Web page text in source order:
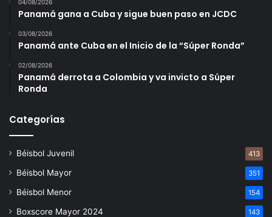
04/08/2026
Panamá gana a Cuba y sigue buen paso en JCDC
03/08/2026
Panamá ante Cuba en el Inicio de la “Súper Ronda”
02/08/2026
Panamá derrota a Colombia y va invicto a Súper
Ronda
Categorías
Béisbol Juvenil 413
Béisbol Mayor 351
Béisbol Menor 154
Boxscore Mayor 2024 143